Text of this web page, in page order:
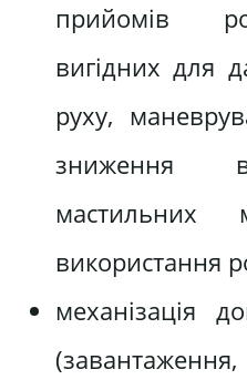
прийомів
вигідних для
руху,
зниження
мастильних
використання
механізація